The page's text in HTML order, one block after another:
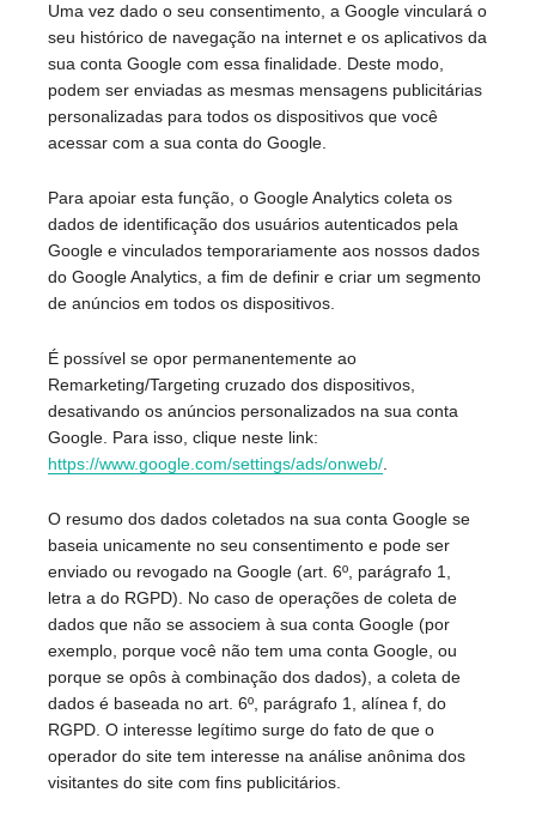
Uma vez dado o seu consentimento, a Google vinculará o
seu histórico de navegação na internet e os aplicativos da
sua conta Google com essa finalidade. Deste modo,
podem ser enviadas as mesmas mensagens publicitárias
personalizadas para todos os dispositivos que você
acessar com a sua conta do Google.
Para apoiar esta função, o Google Analytics coleta os
dados de identificação dos usuários autenticados pela
Google e vinculados temporariamente aos nossos dados
do Google Analytics, a fim de definir e criar um segmento
de anúncios em todos os dispositivos.
É possível se opor permanentemente ao
Remarketing/Targeting cruzado dos dispositivos,
desativando os anúncios personalizados na sua conta
Google. Para isso, clique neste link:
https://www.google.com/settings/ads/onweb/.
O resumo dos dados coletados na sua conta Google se
baseia unicamente no seu consentimento e pode ser
enviado ou revogado na Google (art. 6º, parágrafo 1,
letra a do RGPD). No caso de operações de coleta de
dados que não se associem à sua conta Google (por
exemplo, porque você não tem uma conta Google, ou
porque se opôs à combinação dos dados), a coleta de
dados é baseada no art. 6º, parágrafo 1, alínea f, do
RGPD. O interesse legítimo surge do fato de que o
operador do site tem interesse na análise anônima dos
visitantes do site com fins publicitários.